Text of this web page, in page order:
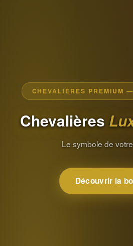
CHEVALIÈRES PREMIUM
Chevalières
Le symbole de
Découvrir la